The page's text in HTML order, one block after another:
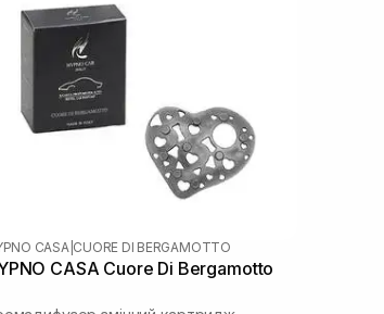
CASA CUORE DI BERGAMOTTO
CASA Cuore Di Bergamotto